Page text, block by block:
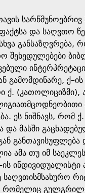
და საღვთო
განსაზღვრება,
შეხედულებები
გამომდინარე,
ქ. (კათოლიციზმი),
ეს ნიშნავს, რომ
და მასში
ამა თუ იმ
რომელიც